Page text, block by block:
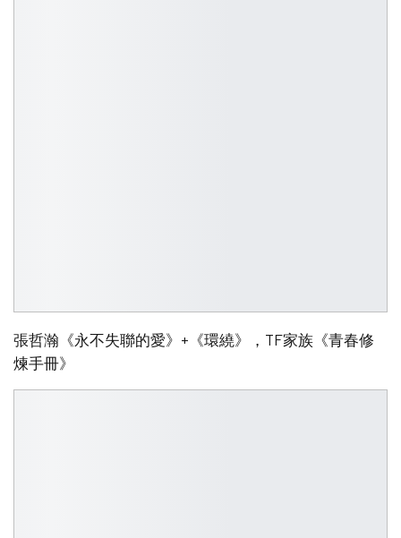
張哲瀚《永不失聯的愛》+《環繞》，TF家族《青春修
煉手冊》